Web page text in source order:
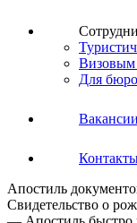
Визовым
Для
Вакансии
Апостиль
Свидетельство о